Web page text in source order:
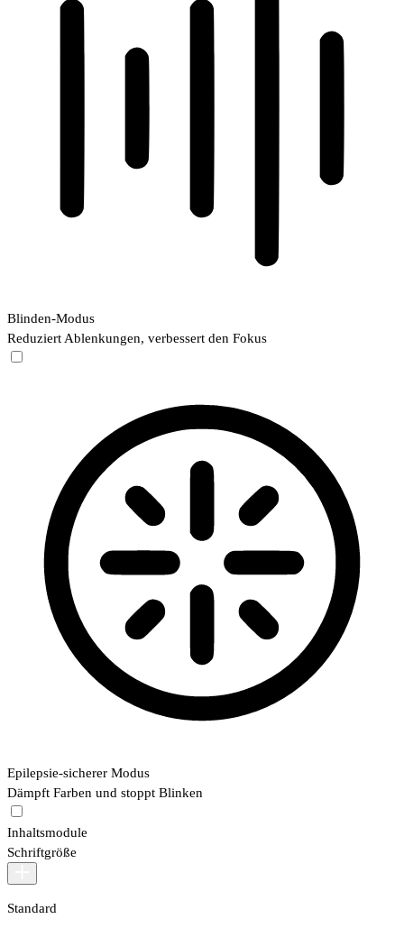
Blinden-Modus
Reduziert Ablenkungen, verbessert den Fokus
Epilepsie-sicherer Modus
Dämpft Farben und stoppt Blinken
Inhaltsmodule
Schriftgröße
Standard